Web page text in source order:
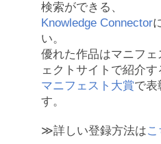
検索ができる、
Knowledge Connector
い。
優れた作品はマニフ
ェクトサイトで紹介す
マニフェスト大賞で表
す。
≫詳しい登録方法はこ